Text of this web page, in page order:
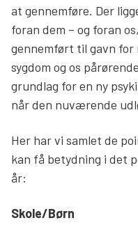
Presse og politik
Støt os
at gennemføre. Der
foran dem – og foran
gennemført til gavn for
sygdom og os
grundlag for en ny
når den nuværende
Her har vi samlet de
kan få betydning i det
år:
Skole/Børn